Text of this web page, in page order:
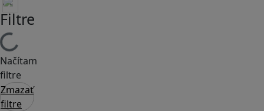
Filtre
Načítam
filtre
Zmazať
filtre